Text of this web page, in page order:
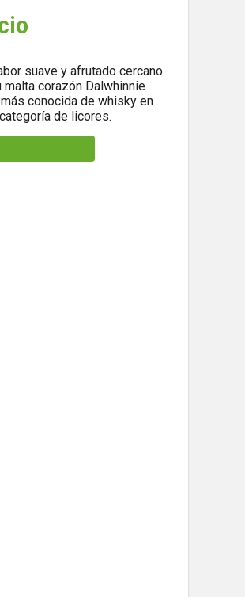
suave y afrutado cercano
corazón Dalwhinnie.
conocida de whisky en
de licores.